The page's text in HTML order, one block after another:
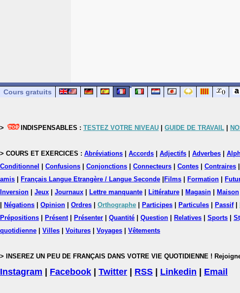
Cours gratuits
> INDISPENSABLES : TESTEZ VOTRE NIVEAU GUIDE DE TRAVAIL
> COURS ET EXERCICES : Abréviations Accords Adjectifs Adverbes
Conditionnel
Confusions Conjonctions Connecteurs Contes Contraires
amis
Français Langue Etrangère / Langue Seconde Films Formation
Inversion
Jeux Journaux Lettre manquante Littérature Magasin Maison
Négations Opinion Ordres Orthographe Participes Particules Passif|
Prépositions
Présent| Présenter Quantité Question Relatives Sports
quotidienne
Villes Voitures Voyages Vêtements
> INSEREZ UN PEU DE FRANÇAIS DANS VOTRE VIE QUOTIDIENNE !
Instagram Facebook Twitter RSS Linkedin Email